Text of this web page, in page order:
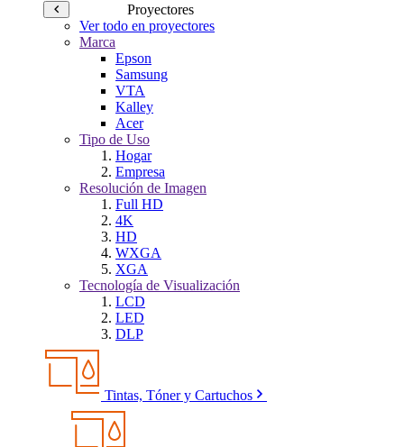
Proyectores
Ver todo en proyectores
Marca
Epson
Samsung
VTA
Kalley
Acer
Tipo de Uso
Hogar
Empresa
Resolución de Imagen
Full HD
4K
HD
WXGA
XGA
Tecnología de Visualización
LCD
LED
DLP
Tintas, Tóner y Cartuchos